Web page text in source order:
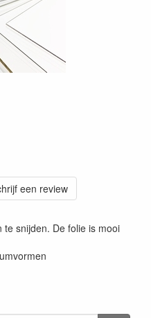
een review
te snijden. De folie is mooi